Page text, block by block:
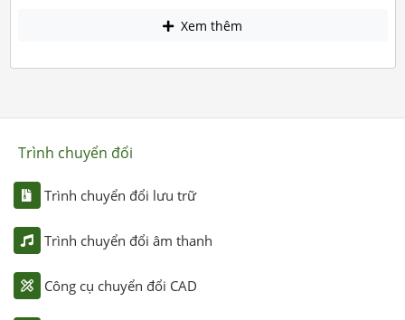
Xem thêm
Trình chuyển đổi
Trình chuyển đổi lưu trữ
Trình chuyển đổi âm thanh
Công cụ chuyển đổi CAD